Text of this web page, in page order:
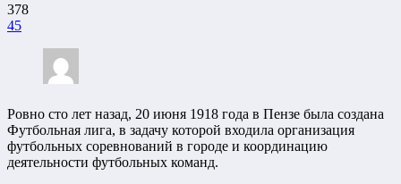
378
45
Ровно сто лет назад, 20 июня 1918 года в Пензе была создана
Футбольная лига, в задачу которой входила организация
футбольных соревнований в городе и координацию
деятельности футбольных команд.